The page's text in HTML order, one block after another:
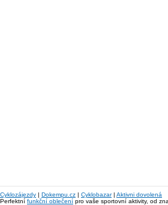
Cyklozájezdy | Dokempu.cz | Cyklobazar| Aktivni dovolená
Perfektní funkční oblečení pro vaše sportovní aktivity, od